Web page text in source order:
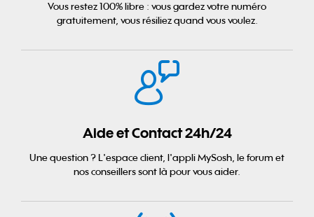
Vous restez 100% libre : vous gardez votre numéro
gratuitement, vous résiliez quand vous voulez.
Aide et Contact 24h/24
Une question ? L'espace client, l'appli MySosh, le forum et
nos conseillers sont là pour vous aider.